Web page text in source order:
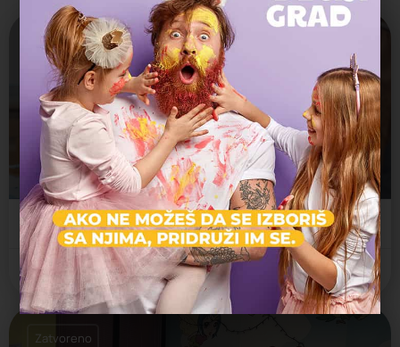
Ola 2
Jaslice, Predškolsko, Vrtić
Mitkov Kladenac 11b, Beograd, Srbija
Zatvoreno
Privatni vrtić
Zvezdara
Zatvoreno